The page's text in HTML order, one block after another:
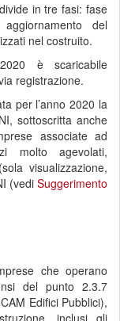
in tre fasi: fase
del
nel costruito.
è scaricabile
registrazione.
per l’anno 2020 la
sottoscritta anche
associate ad
molto agevolati,
visualizzazione,
(vedi Suggerimento
che operano
del punto 2.3.7
Edifici Pubblici),
inclusi gli